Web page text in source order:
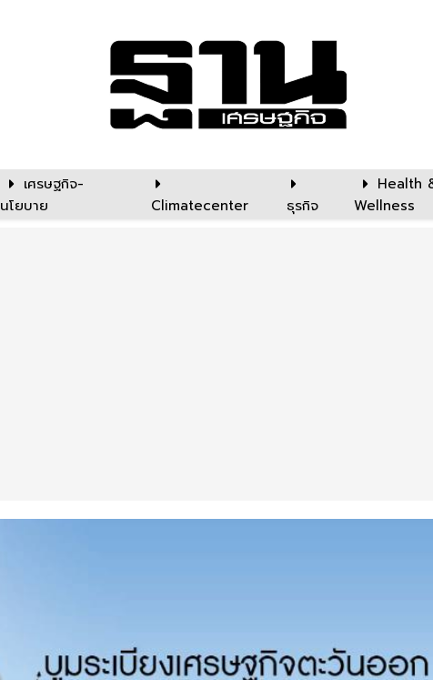
เศรษฐกิจ-
นโยบาย
Climatecenter ธุรกิจ
Health
Wellness